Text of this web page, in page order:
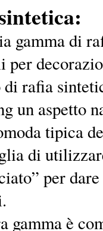
gamma di
per
rafia
un aspetto
tipica
di
per
gamma è